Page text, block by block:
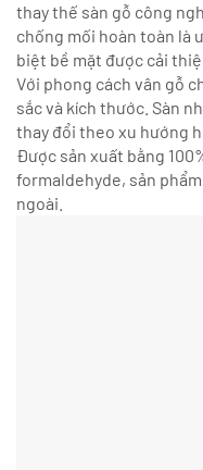
thay thế sàn gỗ công
chống mối hoàn toàn là
biệt bề mặt được cải
Với phong cách vân gỗ
sắc và kích thước. Sàn
thay đổi theo xu hướng
Được sản xuất bằng
formaldehyde, sản
ngoài.